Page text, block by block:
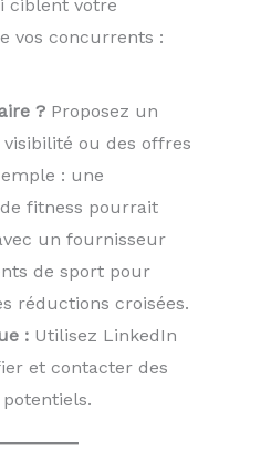
ciblent votre
vos concurrents :
? Proposez un
visibilité ou des offres
: une
fitness pourrait
un fournisseur
de sport pour
réductions croisées.
: Utilisez LinkedIn
et contacter des